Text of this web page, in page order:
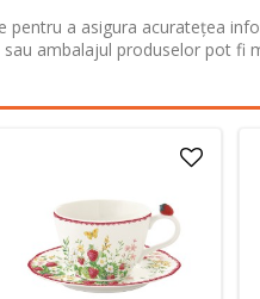
pentru a asigura acuratețea
ambalajul produselor pot fi